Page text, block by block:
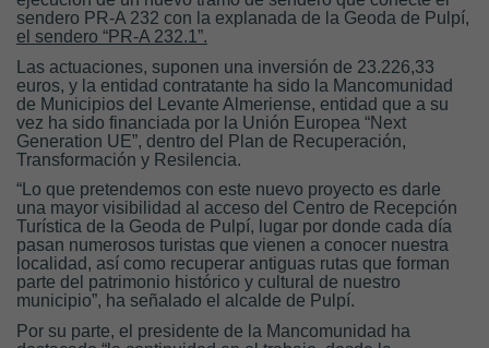
sendero PR-A 232 con la explanada de la Geoda de Pulpí,
el sendero “PR-A 232.1”.
Las actuaciones, suponen una inversión de 23.226,33
euros, y la entidad contratante ha sido la Mancomunidad
de Municipios del Levante Almeriense, entidad que a su
vez ha sido financiada por la Unión Europea “Next
Generation UE”, dentro del Plan de Recuperación,
Transformación y Resilencia.
“Lo que pretendemos con este nuevo proyecto es darle
una mayor visibilidad al acceso del Centro de Recepción
Turística de la Geoda de Pulpí, lugar por donde cada día
pasan numerosos turistas que vienen a conocer nuestra
localidad, así como recuperar antiguas rutas que forman
parte del patrimonio histórico y cultural de nuestro
municipio”, ha señalado el alcalde de Pulpí.
Por su parte, el presidente de la Mancomunidad ha